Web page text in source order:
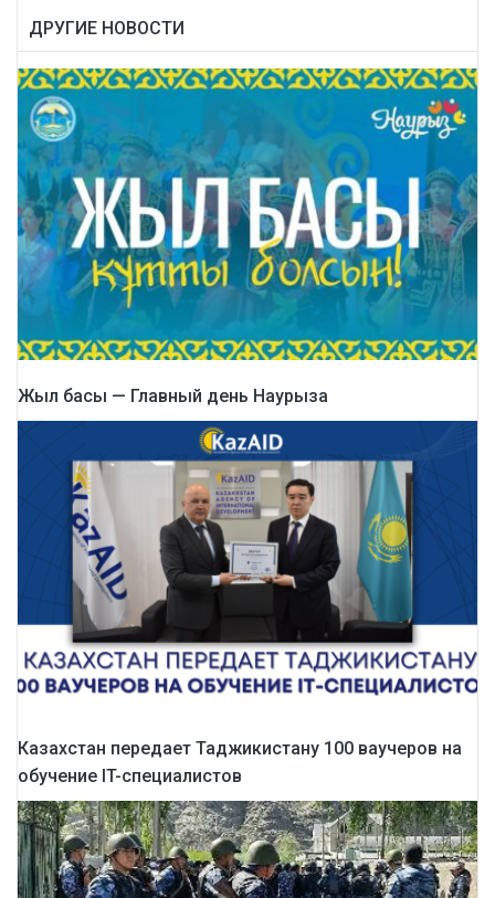
ДРУГИЕ НОВОСТИ
Жыл басы — Главный день Наурыза
Казахстан передает Таджикистану 100 ваучеров на
обучение IT-специалистов